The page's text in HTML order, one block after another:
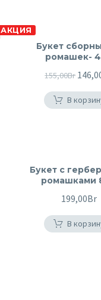
АКЦИЯ
Букет
ромашек-
155,00Br
цена
В
Букет с
ромашками
199,00Br
В